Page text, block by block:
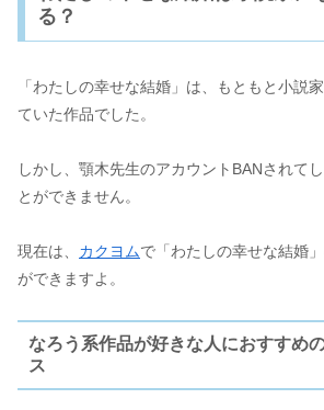
る？
「わたしの幸せな結婚」は、もともと小説
ていた作品でした。
しかし、顎木先生のアカウントBANされて
とができません。
現在は、 カクヨムで「わたしの幸せな結婚
ができますよ。
なろう系作品が好きな人におすすめ
ス